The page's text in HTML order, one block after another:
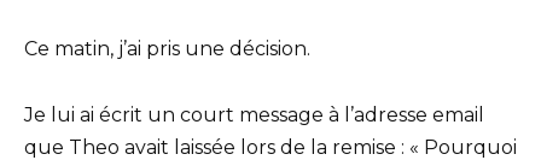
Ce matin, j’ai pris une décision.
Je lui ai écrit un court message à l’adresse email
que Theo avait laissée lors de la remise : « Pourquoi